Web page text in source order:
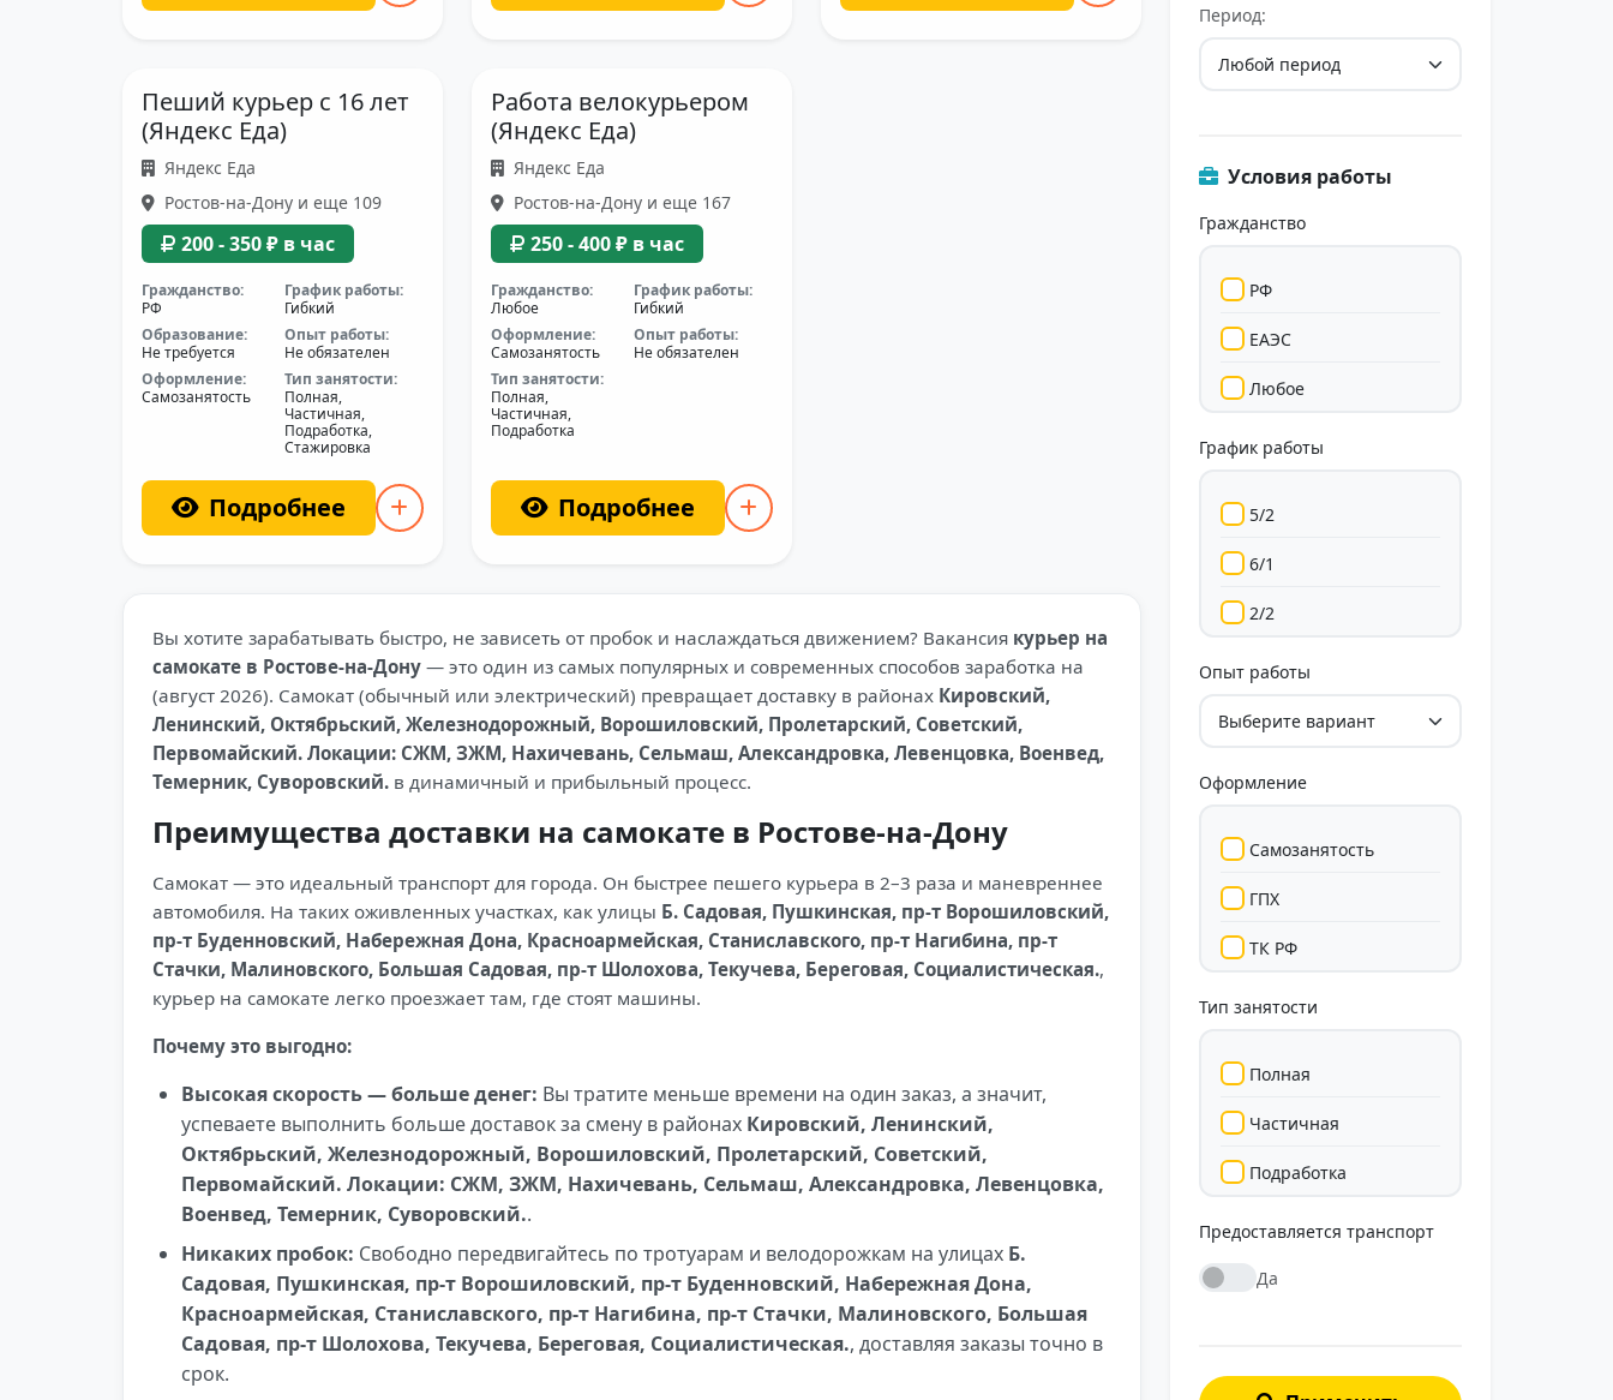
Период:
Условия работы
Гражданство
РФ
ЕАЭС
Любое
График работы
5/2
6/1
2/2
Гибкий
Свободный
Опыт работы
Оформление
Самозанятость
ГПХ
ТК РФ
Тип занятости
Полная
Частичная
Подработка
Предоставляется транспорт
Да
Пеший курьер с 16 лет
(Яндекс Еда)
Яндекс Еда
Ростов-на-Дону и еще 109
200 - 350 ₽ в час
Гражданство:
РФ
График работы:
Гибкий
Образование:
Не требуется
Опыт работы:
Не обязателен
Оформление:
Самозанятость
Тип занятости:
Полная,
Частичная,
Подработка,
Стажировка
Подробнее
Работа велокурьером
(Яндекс Еда)
Яндекс Еда
Ростов-на-Дону и еще 167
250 - 400 ₽ в час
Гражданство:
Любое
График работы:
Гибкий
Оформление:
Самозанятость
Опыт работы:
Не обязателен
Тип занятости:
Полная,
Частичная,
Подработка
Подробнее
Вы хотите зарабатывать быстро, не зависеть от пробок и наслаждаться движением? Вакансия курьер на
самокате в Ростове-на-Дону — это один из самых популярных и современных способов заработка на
(август 2026). Самокат (обычный или электрический) превращает доставку в районах Кировский,
Ленинский, Октябрьский, Железнодорожный, Ворошиловский, Пролетарский, Советский,
Первомайский. Локации: СЖМ, ЗЖМ, Нахичевань, Сельмаш, Александровка, Левенцовка, Военвед,
Темерник, Суворовский. в динамичный и прибыльный процесс.
Преимущества доставки на самокате в Ростове-на-Дону
Самокат — это идеальный транспорт для города. Он быстрее пешего курьера в 2–3 раза и маневреннее
автомобиля. На таких оживленных участках, как улицы Б. Садовая, Пушкинская, пр-т Ворошиловский,
пр-т Буденновский, Набережная Дона, Красноармейская, Станиславского, пр-т Нагибина, пр-т
Стачки, Малиновского, Большая Садовая, пр-т Шолохова, Текучева, Береговая, Социалистическая.,
курьер на самокате легко проезжает там, где стоят машины.
Почему это выгодно:
Высокая скорость — больше денег: Вы тратите меньше времени на один заказ, а значит,
успеваете выполнить больше доставок за смену в районах Кировский, Ленинский,
Октябрьский, Железнодорожный, Ворошиловский, Пролетарский, Советский,
Первомайский. Локации: СЖМ, ЗЖМ, Нахичевань, Сельмаш, Александровка, Левенцовка,
Военвед, Темерник, Суворовский..
Никаких пробок: Свободно передвигайтесь по тротуарам и велодорожкам на улицах Б.
Садовая, Пушкинская, пр-т Ворошиловский, пр-т Буденновский, Набережная Дона,
Красноармейская, Станиславского, пр-т Нагибина, пр-т Стачки, Малиновского, Большая
Садовая, пр-т Шолохова, Текучева, Береговая, Социалистическая., доставляя заказы точно в
срок.